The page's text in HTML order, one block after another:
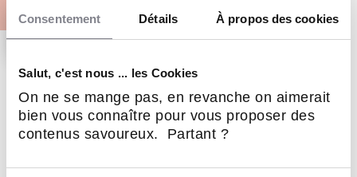
Consentement Détails À propos des cookies
Salut, c'est nous ... les Cookies
On ne se mange pas, en revanche on aimerait
bien vous connaître pour vous proposer des
contenus savoureux. Partant ?
Twoday
Agence matrimoniale
10Implantations